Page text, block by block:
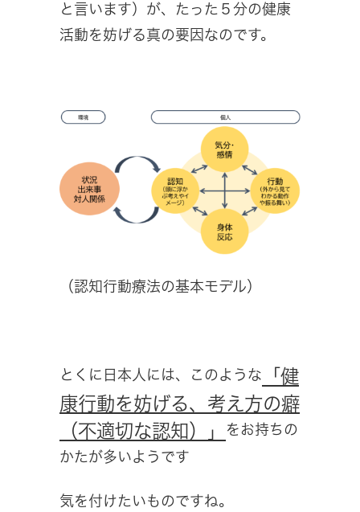
と言います）が、たった５分の健康
活動を妨げる真の要因なのです。
（認知行動療法の基本モデル）
とくに日本人には、このような
「健
康行動を妨げる、考え方の癖
（不適切な認知）」
をお持ちの
かたが多いようです
気を付けたいものですね。